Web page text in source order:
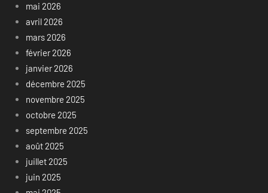
mai 2026
avril 2026
mars 2026
février 2026
janvier 2026
décembre 2025
novembre 2025
octobre 2025
septembre 2025
août 2025
juillet 2025
juin 2025